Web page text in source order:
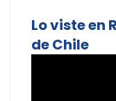
Lo viste en
de Chile